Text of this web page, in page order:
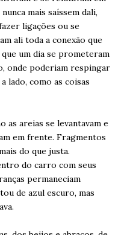
mais saíssem dali,
ligações ou se
ali toda a conexão que
um dia se prometeram
onde poderiam respingar
lado, como as coisas
as areias se levantavam e
em frente. Fragmentos
do que justa.
do carro com seus
permaneciam
de azul escuro, mas